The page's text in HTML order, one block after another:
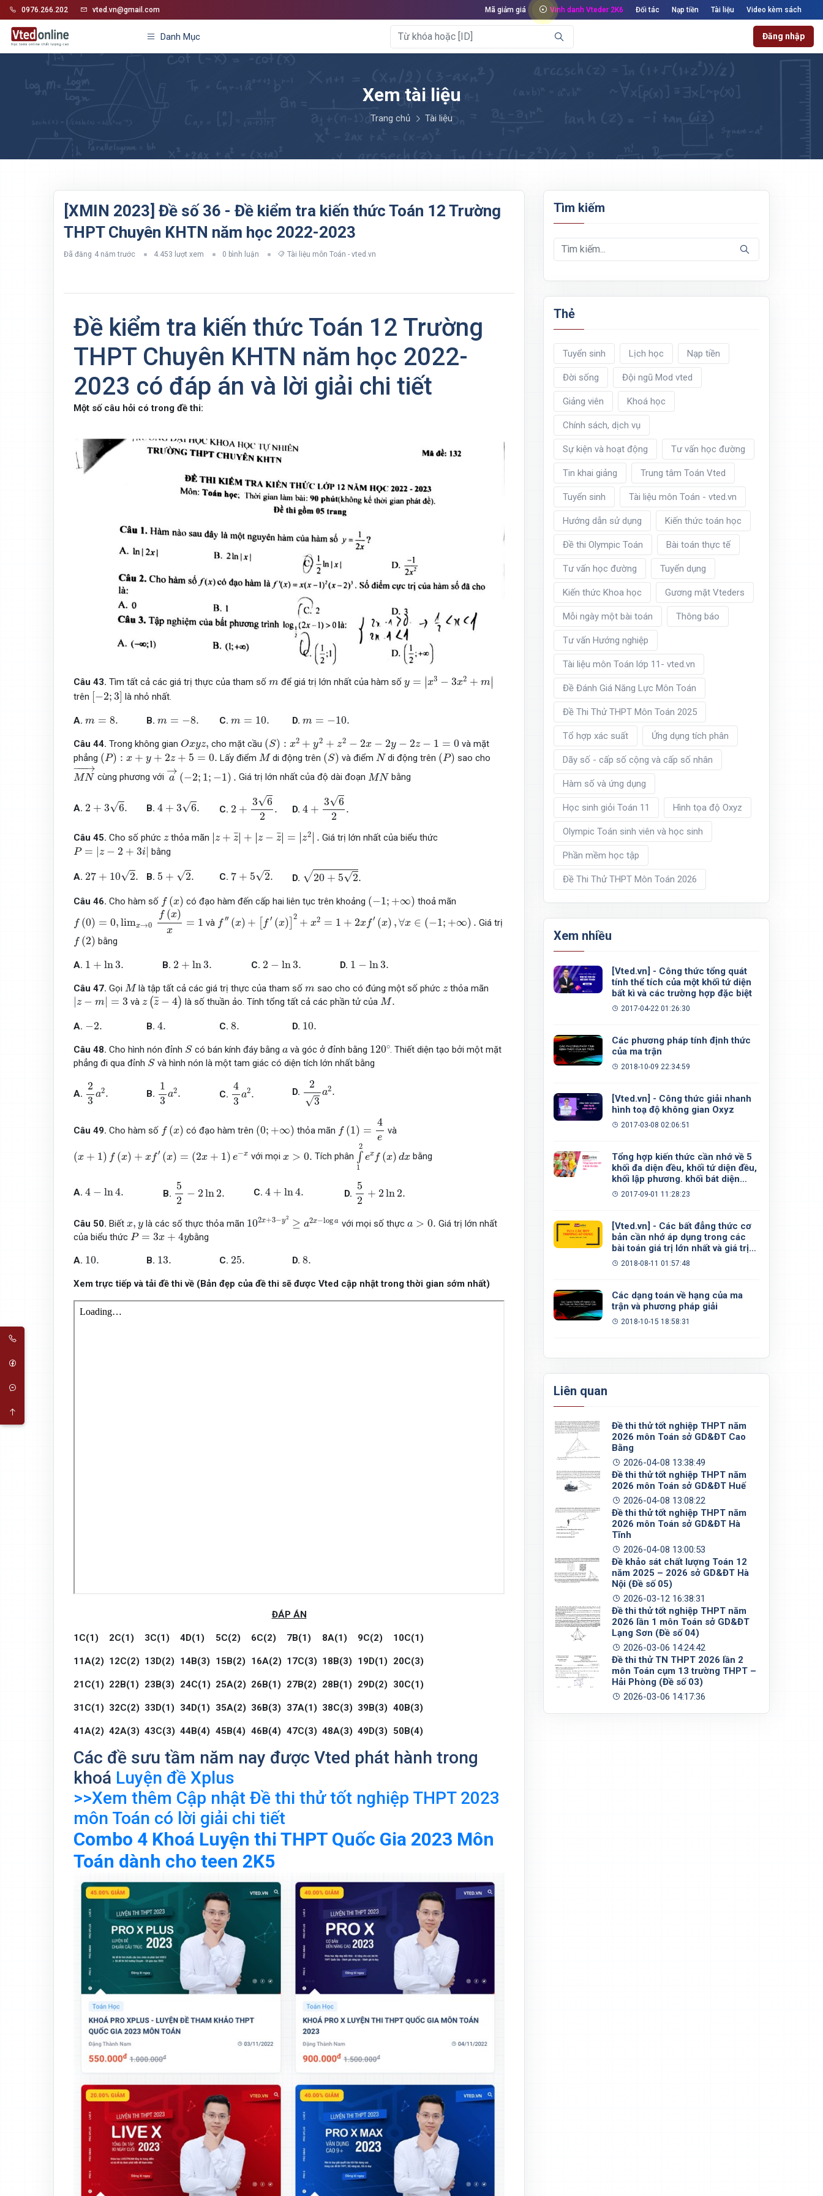
0976.266.202 vted.vn@gmail.com Mã giảm giá Vinh danh Vteder 2K6 Đối tác Nạp tiền Tài liệu Video kèm sách
Danh Mục Đăng nhập
Xem tài liệu
Trang chủ Tài liệu
[XMIN 2023] Đề số 36 - Đề kiểm tra kiến thức Toán 12 Trường
THPT Chuyên KHTN năm học 2022-2023
Đã đăng 4 năm trước 4.453 lượt xem 0 bình luận Tài liệu môn Toán - vted.vn
Đề kiểm tra kiến thức Toán 12 Trường
THPT Chuyên KHTN năm học 2022-
2023 có đáp án và lời giải chi tiết
Một số câu hỏi có trong đề thi:
Câu 43. Tìm tất cả các giá trị thực của tham số m
m để giá trị lớn nhất của hàm số y = ∣∣x3 − 3x2 + m∣∣
3 −3 2+ m
trên [−2;3]
[− 2; 3] là nhỏ nhất.
A. m = 8.
m B. m = −8.
m C. m = 10.
m 10. D. m = −10.
m 10.
Câu 44. Trong không gian Oxyz,
Ox cho mặt cầu (S) : x2 + y2 + z2 − 2x − 2y − 2z − 1 = 0
( S) +y z2 x y− −1
và mặt
phẳng (P) : x + y + 2z + 5 = 0.
(P): +y + +5= Lấy điểm M
Mdi động trên (S)
(S) và điểm N
Ndi động trên (P)
(P) sao cho
−−−→
MN
MN→
cùng phương với
→
a (−2; 1; −1) .
a→
Giá trị lớn nhất của độ dài đoạn MN
MN bằng
A. 2 + 3√6.
2 6
B. 4 + 3√6.
4 6
C. 2 +
3√6
2
.
62
D. 4 +
3√6
2
.
62
Câu 45. Cho số phức z
zthỏa mãn ∣∣z + ¯¯
z∣
∣ + ∣∣z − ¯¯
z∣
∣ = ∣∣z2 ∣ .
| ¯| z |=| |
Giá trị lớn nhất của biểu thức
P = z − 2 + 3i|
P= − 2 3i| bằng
A. 27 + 10√2.
27 10 2
B. 5 + √2.
5
C. 7 + 5√2.
7 2
D. √20 + 5√2.
20+52.
Câu 46. Cho hàm số f (x)
f( x có đạo hàm đến cấp hai liên tục trên khoảng (−1; +∞)
( 1; ∞ thoả mãn
f (0) = 0,limx→0
f (x)
x
= 1
f(0) =0limx →0f (x) x=1
và f′′ (x) + f′ (x) 2 + x2 = 1 + 2xf′ (x) ,∀x ∈ (−1; +∞) .
″( x 2 2= 2x −
Giá trị
f (2)
f( 2) bằng
A. 1 + ln3.
1 +ln3. B. 2 + ln3.
2 +ln3. C. 2 − ln3.
2 ln3. D. 1 − ln3.
1 ln3.
Câu 47. Gọi M
Mlà tập tất cả các giá trị thực của tham sốm
m sao cho có đúng một số phứcz
zthỏa mãn
z − m| = 3
| = và z (¯¯
z − 4)
z (z¯ −4)
là số thuần ảo. Tính tổng tất cả các phần tử củaM.
M.
A. −2.
2. B. 4.
4. C. 8.
8. D. 10.
10.
Câu 48. Cho hình nón đỉnh S
Scó bán kính đáy bằng a
avà góc ở đỉnh bằng 120∘
120∘. Thiết diện tạo bởi một mặt
phẳng đi qua đỉnh S
Svà hình nón là một tam giác có diện tích lớn nhất bằng
A.
2
3
a2.
23
B.
1
3
a2.
1
C.
4
3
a2.
43
D.
2
√3
a2.
3
Câu 49. Cho hàm số f (x)
f( x có đạo hàm trên (0; +∞)
(0 +∞ thỏa mãn f (1) =
4
e
và
(x + 1) f (x) + xf′ (x) = (2x + 1) e−x
( f( ) + f (2 x +1 −x
với mọi x > 0.
x>0. Tích phân
2
∫
1
ex f (x) dx
∫1 ex
bằng
A. 4 − ln4.
4 ln4. B.
5
2
− 2ln 2.
52
C. 4 + ln4.
4 +ln4. D.
5
2
+ 2ln 2.
52
Câu 50. Biết x, y
x, y là các số thực thỏa mãn 102x+3−y2 ≥ a2x−loga
102 x + − a2 −
với mọi số thựca > 0.
a >0.
Giá trị lớn nhất
của biểu thức P = 3x + 4y
P= x+4 y bằng
A. 10.
10. B. 13.
13. C. 25.
25. D. 8.
8.
Xem trực tiếp và tải đề thi về (Bản đẹp của đề thi sẽ được Vted cập nhật trong thời gian sớm nhất)
ĐÁP ÁN
1C(1) 2C(1) 3C(1) 4D(1) 5C(2) 6C(2) 7B(1) 8A(1) 9C(2) 10C(1)
11A(2) 12C(2) 13D(2) 14B(3) 15B(2) 16A(2) 17C(3) 18B(3) 19D(1) 20C(3)
21C(1) 22B(1) 23B(3) 24C(1) 25A(2) 26B(1) 27B(2) 28B(1) 29D(2) 30C(1)
31C(1) 32C(2) 33D(1) 34D(1) 35A(2) 36B(3) 37A(1) 38C(3) 39B(3) 40B(3)
41A(2) 42A(3) 43C(3) 44B(4) 45B(4) 46B(4) 47C(3) 48A(3) 49D(3) 50B(4)
Các đề sưu tầm năm nay được Vted phát hành trong
khoá Luyện đề Xplus
>>Xem thêm Cập nhật Đề thi thử tốt nghiệp THPT 2023
môn Toán có lời giải chi tiết
Combo 4 Khoá Luyện thi THPT Quốc Gia 2023 Môn
Toán dành cho teen 2K5
Tìm kiếm
Thẻ
Tuyển sinh Lịch học Nạp tiền
Đời sống Đội ngũ Mod vted
Giảng viên Khoá học
Chính sách, dịch vụ
Sự kiện và hoạt động Tư vấn học đường
Tin khai giảng Trung tâm Toán Vted
Tuyển sinh Tài liệu môn Toán - vted.vn
Hướng dẫn sử dụng Kiến thức toán học
Đề thi Olympic Toán Bài toán thực tế
Tư vấn học đường Tuyển dụng
Kiến thức Khoa học Gương mặt Vteders
Mỗi ngày một bài toán Thông báo
Tư vấn Hướng nghiệp
Tài liệu môn Toán lớp 11- vted.vn
Đề Đánh Giá Năng Lực Môn Toán
Đề Thi Thử THPT Môn Toán 2025
Tổ hợp xác suất Ứng dụng tích phân
Dãy số - cấp số cộng và cấp số nhân
Hàm số và ứng dụng
Học sinh giỏi Toán 11 Hình tọa độ Oxyz
Olympic Toán sinh viên và học sinh
Phần mềm học tập
Đề Thi Thử THPT Môn Toán 2026
Xem nhiều
[Vted.vn] - Công thức tổng quát
tính thể tích của một khối tứ diện
bất kì và các trường hợp đặc biệt
2017-04-22 01:26:30
Các phương pháp tính định thức
của ma trận
2018-10-09 22:34:59
[Vted.vn] - Công thức giải nhanh
hình toạ độ không gian Oxyz
2017-03-08 02:06:51
Tổng hợp kiến thức cần nhớ về 5
khối đa diện đều, khối tứ diện đều,
khối lập phương. khối bát diện
đều, khối 12 mặt đều, khối 20 mặt
2017-09-01 11:28:23
[Vted.vn] - Các bất đẳng thức cơ
bản cần nhớ áp dụng trong các
bài toán giá trị lớn nhất và giá trị
nhỏ nhất
2018-08-11 01:57:48
Các dạng toán về hạng của ma
trận và phương pháp giải
2018-10-15 18:58:31
Liên quan
Đề thi thử tốt nghiệp THPT năm
2026 môn Toán sở GD&ĐT Cao
Bằng
2026-04-08 13:38:49
Đề thi thử tốt nghiệp THPT năm
2026 môn Toán sở GD&ĐT Huế
2026-04-08 13:08:22
Đề thi thử tốt nghiệp THPT năm
2026 môn Toán sở GD&ĐT Hà
Tĩnh
2026-04-08 13:00:53
Đề khảo sát chất lượng Toán 12
năm 2025 – 2026 sở GD&ĐT Hà
Nội (Đề số 05)
2026-03-12 16:38:31
Đề thi thử tốt nghiệp THPT năm
2026 lần 1 môn Toán sở GD&ĐT
Lạng Sơn (Đề số 04)
2026-03-06 14:24:42
Đề thi thử TN THPT 2026 lần 2
môn Toán cụm 13 trường THPT –
Hải Phòng (Đề số 03)
2026-03-06 14:17:36